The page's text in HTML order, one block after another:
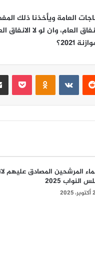
العامة ويأخذنا ذلك
العام، وان لو لا
المرشحين المصادق عليهم
النواب 2025
2 أكتوبر، 2025